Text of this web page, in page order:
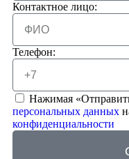
Контактное лицо:
Телефон:
Нажимая
персональных данных
конфиденциальности